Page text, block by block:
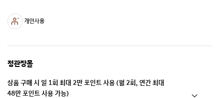
정관장몰
상품 구매 시 일 1회 최대 2만 포인트 사용 (월 2회, 연간 최대
48만 포인트 사용 가능)